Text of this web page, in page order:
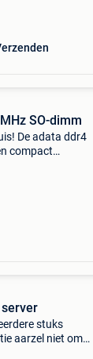
SO-dimm
De adata ddr4
compact
server
stuks
aarzel niet om